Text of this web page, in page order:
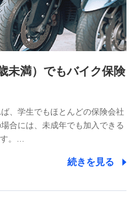
の実施のため
等付帯業務を行うため
報
合せ内容の正確な把握のため
するため
ため、当社と従業員または従
未満）でもバイク保険
、学生でもほとんどの保険会社
合には、未成年でも加入できる
す。…
続きを見る